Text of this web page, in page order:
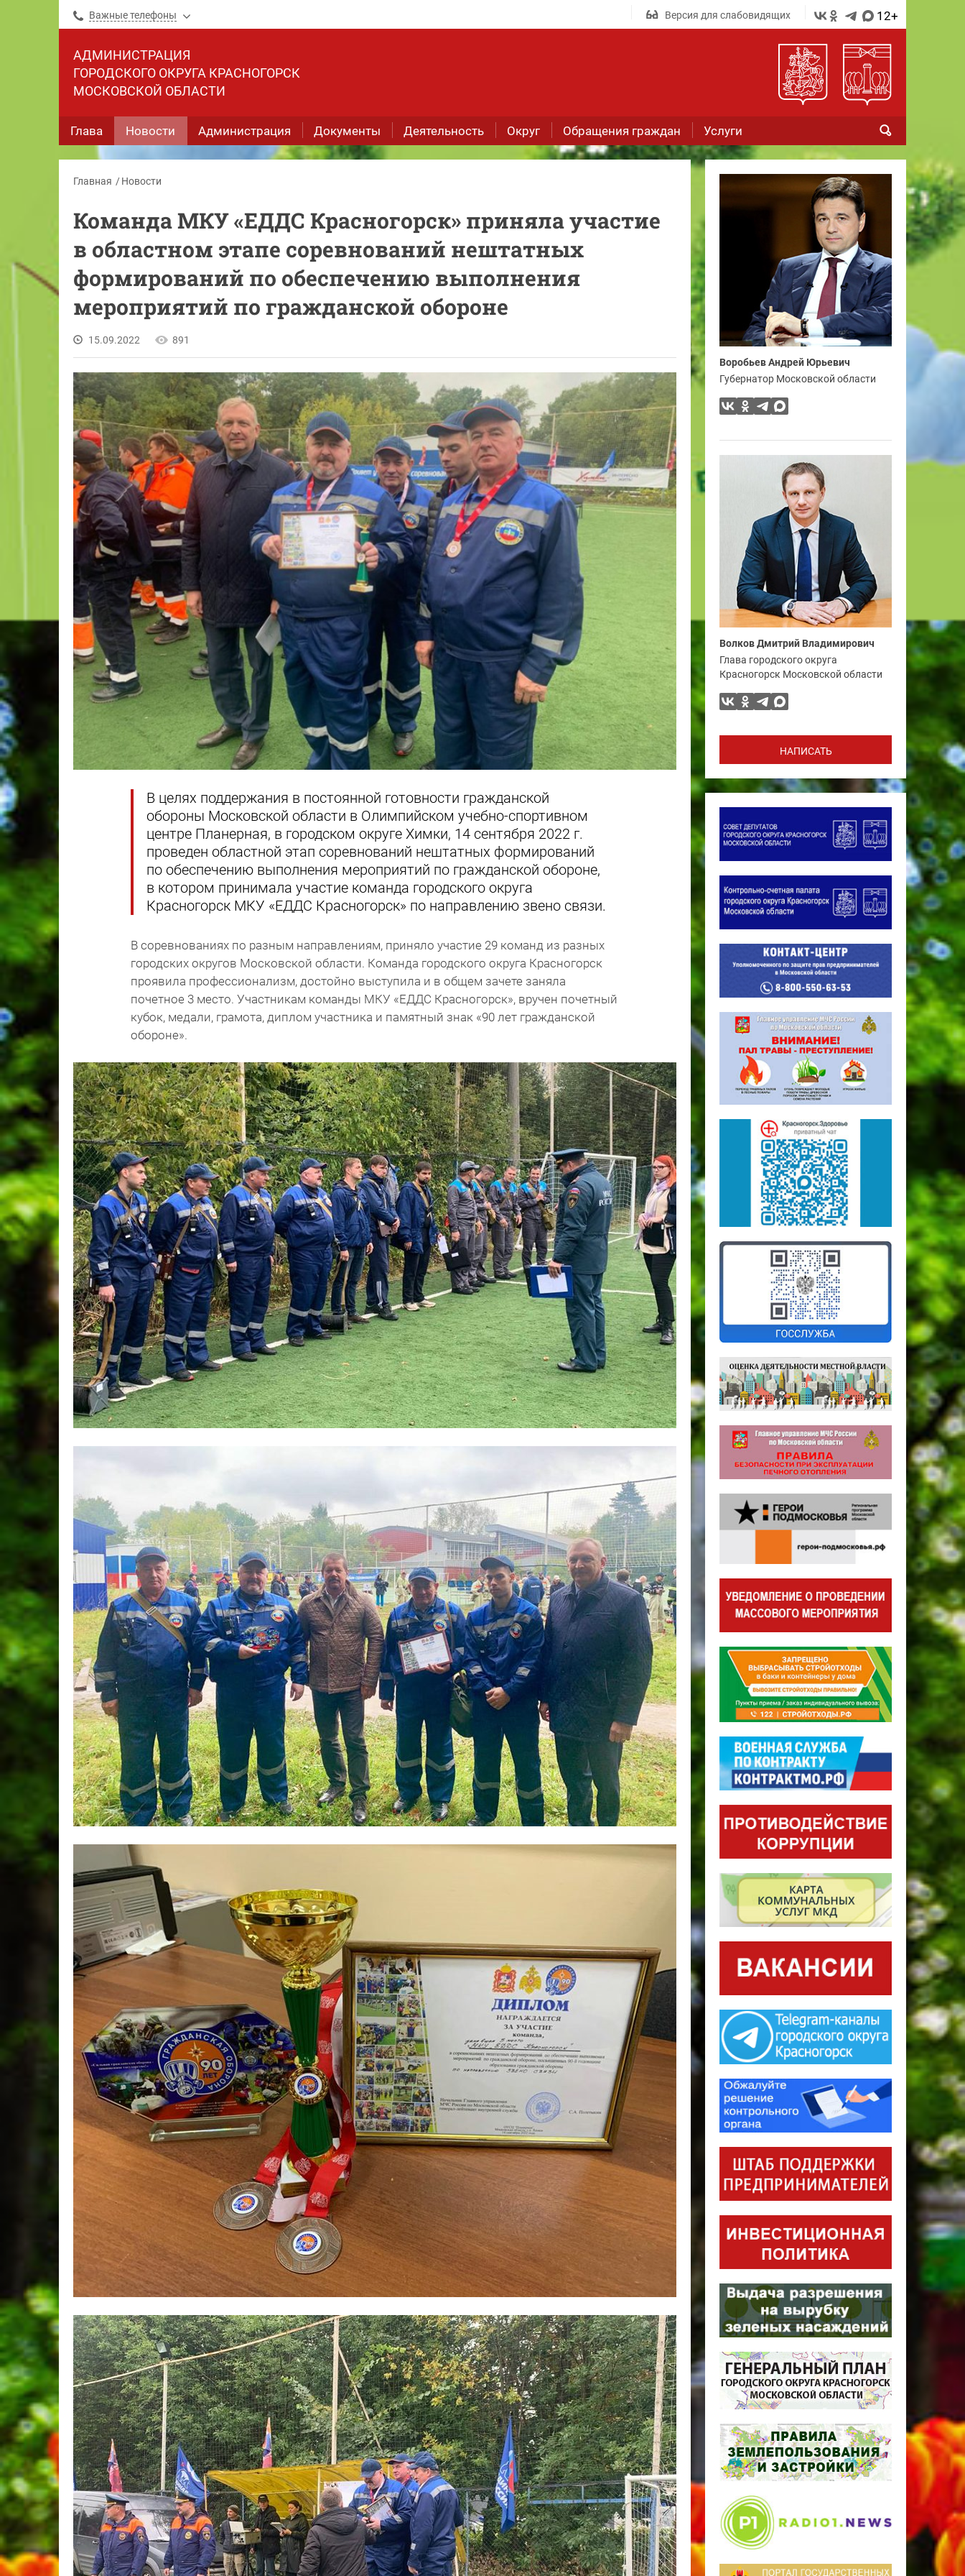
Важные телефоны Версия для слабовидящих 12+
АДМИНИСТРАЦИЯ
ГОРОДСКОГО ОКРУГА КРАСНОГОРСК
МОСКОВСКОЙ ОБЛАСТИ
Глава Новости Администрация Документы Деятельность Округ Обращения граждан Услуги
Главная Новости
Команда МКУ «ЕДДС Красногорск» приняла участие
в областном этапе соревнований нештатных
формирований по обеспечению выполнения
мероприятий по гражданской обороне
15.09.2022 891
В целях поддержания в постоянной готовности гражданской
обороны Московской области в Олимпийском учебно-спортивном
центре Планерная, в городском округе Химки, 14 сентября 2022 г.
проведен областной этап соревнований нештатных формирований
по обеспечению выполнения мероприятий по гражданской обороне,
в котором принимала участие команда городского округа
Красногорск МКУ «ЕДДС Красногорск» по направлению звено связи.
В соревнованиях по разным направлениям, приняло участие 29 команд из разных
городских округов Московской области. Команда городского округа Красногорск
проявила профессионализм, достойно выступила и в общем зачете заняла
почетное 3 место. Участникам команды МКУ «ЕДДС Красногорск», вручен почетный
кубок, медали, грамота, диплом участника и памятный знак «90 лет гражданской
обороне».
Воробьев Андрей Юрьевич
Губернатор Московской области
Волков Дмитрий Владимирович
Глава городского округа
Красногорск Московской области
НАПИСАТЬ